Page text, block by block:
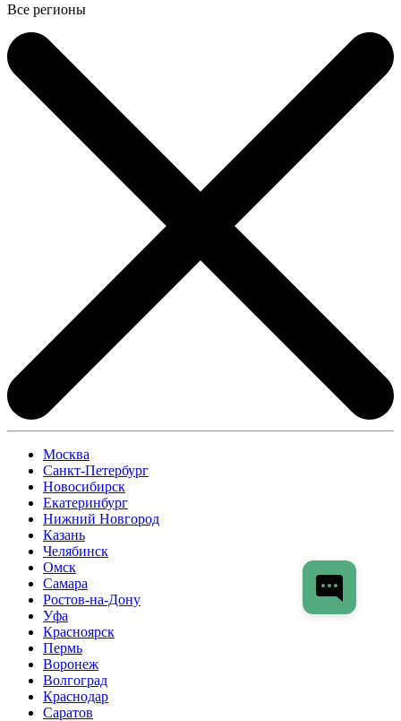
Все регионы
Москва
Санкт-Петербург
Новосибирск
Екатеринбург
Нижний Новгород
Казань
Челябинск
Омск
Самара
Ростов-на-Дону
Уфа
Красноярск
Пермь
Воронеж
Волгоград
Краснодар
Саратов